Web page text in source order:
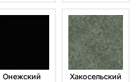
Онежский Хакосельский